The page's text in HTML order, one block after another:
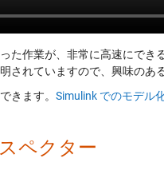
た作業が、非常に高速にでき
されていますので、興味のあ
きます。 Simulink でのモデル
ペクター